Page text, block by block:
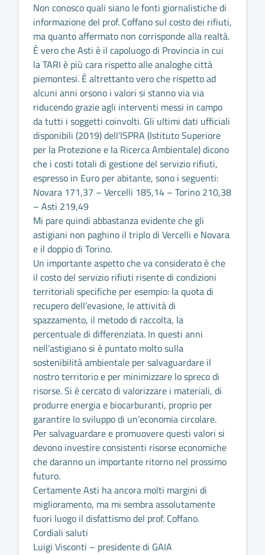
Non conosco quali siano le fonti giornalistiche di
informazione del prof. Coffano sul costo dei rifiuti,
ma quanto affermato non corrisponde alla realtà.
È vero che Asti è il capoluogo di Provincia in cui
la TARI è più cara rispetto alle analoghe città
piemontesi. È altrettanto vero che rispetto ad
alcuni anni orsono i valori si stanno via via
riducendo grazie agli interventi messi in campo
da tutti i soggetti coinvolti. Gli ultimi dati ufficiali
disponibili (2019) dell’ISPRA (Istituto Superiore
per la Protezione e la Ricerca Ambientale) dicono
che i costi totali di gestione del servizio rifiuti,
espresso in Euro per abitante, sono i seguenti:
Novara 171,37 – Vercelli 185,14 – Torino 210,38
– Asti 219,49
Mi pare quindi abbastanza evidente che gli
astigiani non paghino il triplo di Vercelli e Novara
e il doppio di Torino.
Un importante aspetto che va considerato è che
il costo del servizio rifiuti risente di condizioni
territoriali specifiche per esempio: la quota di
recupero dell’evasione, le attività di
spazzamento, il metodo di raccolta, la
percentuale di differenziata. In questi anni
nell’astigiano si è puntato molto sulla
sostenibilità ambientale per salvaguardare il
nostro territorio e per minimizzare lo spreco di
risorse. Si è cercato di valorizzare i materiali, di
produrre energia e biocarburanti, proprio per
garantire lo sviluppo di un’economia circolare.
Per salvaguardare e promuovere questi valori si
devono investire consistenti risorse economiche
che daranno un importante ritorno nel prossimo
futuro.
Certamente Asti ha ancora molti margini di
miglioramento, ma mi sembra assolutamente
fuori luogo il disfattismo del prof. Coffano.
Cordiali saluti
Luigi Visconti – presidente di GAIA